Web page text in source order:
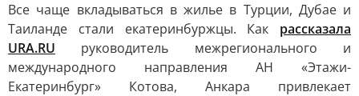
Все чаще вкладываться в жилье в Турции, Дубае и
Таиланде стали екатеринбуржцы. Как рассказала
URA.RU руководитель межрегионального и
международного направления АН «Этажи-
Екатеринбург» Котова, Анкара привлекает